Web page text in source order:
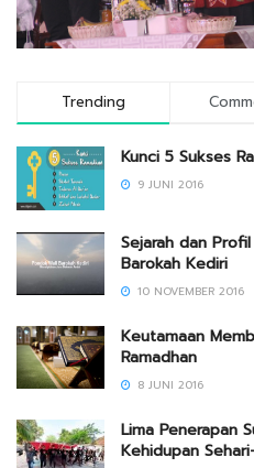
Trending
Kunci 5 Sukses
9 JUNI 2016
Sejarah dan
Barokah Kediri
10 NOVEMBER 2016
Keutamaan
Ramadhan
8 JUNI 2016
Lima Penerapan
Kehidupan